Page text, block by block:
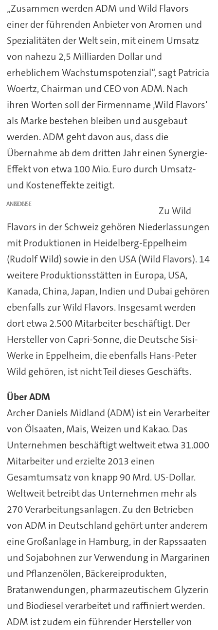
„Zusammen werden ADM und Wild Flavors
einer der führenden Anbieter von Aromen und
Spezialitäten der Welt sein, mit einem Umsatz
von nahezu 2,5 Milliarden Dollar und
erheblichem Wachstumspotenzial“, sagt Patricia
Woertz, Chairman und CEO von ADM. Nach
ihren Worten soll der Firmenname ‚Wild Flavors‘
als Marke bestehen bleiben und ausgebaut
werden. ADM geht davon aus, dass die
Übernahme ab dem dritten Jahr einen Synergie-
Effekt von etwa 100 Mio. Euro durch Umsatz-
und Kosteneffekte zeitigt.
ANZEIGE
Zu Wild
Flavors in der Schweiz gehören Niederlassungen
mit Produktionen in Heidelberg-Eppelheim
(Rudolf Wild) sowie in den USA (Wild Flavors). 14
weitere Produktionsstätten in Europa, USA,
Kanada, China, Japan, Indien und Dubai gehören
ebenfalls zur Wild Flavors. Insgesamt werden
dort etwa 2.500 Mitarbeiter beschäftigt. Der
Hersteller von Capri-Sonne, die Deutsche Sisi-
Werke in Eppelheim, die ebenfalls Hans-Peter
Wild gehören, ist nicht Teil dieses Geschäfts.
Über ADM
Archer Daniels Midland (ADM) ist ein Verarbeiter
von Ölsaaten, Mais, Weizen und Kakao. Das
Unternehmen beschäftigt weltweit etwa 31.000
Mitarbeiter und erzielte 2013 einen
Gesamtumsatz von knapp 90 Mrd. US-Dollar.
Weltweit betreibt das Unternehmen mehr als
270 Verarbeitungsanlagen. Zu den Betrieben
von ADM in Deutschland gehört unter anderem
eine Großanlage in Hamburg, in der Rapssaaten
und Sojabohnen zur Verwendung in Margarinen
und Pflanzenölen, Bäckereiprodukten,
Bratanwendungen, pharmazeutischem Glyzerin
und Biodiesel verarbeitet und raffiniert werden.
ADM ist zudem ein führender Hersteller von